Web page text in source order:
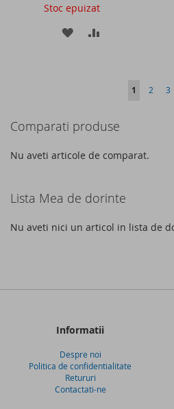
Stoc epuizat
ADAUGATI
DORINTE
ADAUGATI
in
cititi
1 Pagina
2 3
Comparati produse
Nu aveti articole de comparat.
Lista Mea de dorinte
Nu aveti nici un articol in lista de
Informatii
Despre noi
Politica de confidentialitate
Retururi
Contactati-ne